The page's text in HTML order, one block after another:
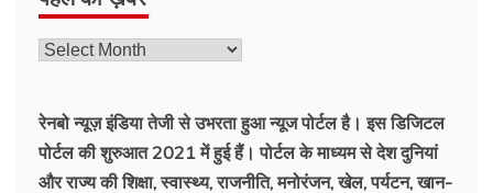
रेनबो न्यूज़ इंडिया तेजी से उभरता हुआ न्‍यूज पोर्टल है। इस डिजिटल
पोर्टल की शुरुआत 2021 में हुई हैं। पोर्टल के माध्यम से देश दुनियां
और राज्य की शिक्षा, स्वास्थ्य, राजनीति, मनोरंजन, खेल, पर्यटन, खान-